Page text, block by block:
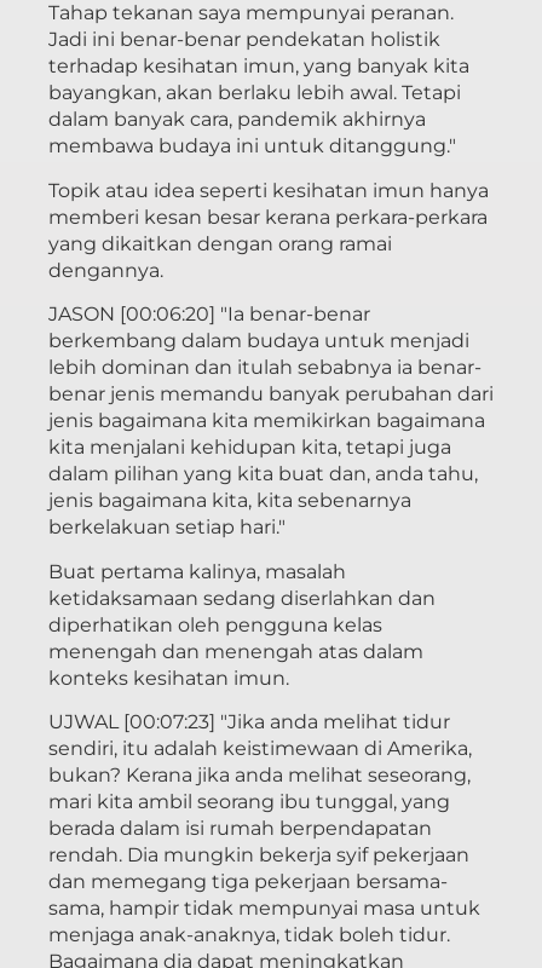
Tahap tekanan saya mempunyai peranan.
Jadi ini benar-benar pendekatan holistik
terhadap kesihatan imun, yang banyak kita
bayangkan, akan berlaku lebih awal. Tetapi
dalam banyak cara, pandemik akhirnya
membawa budaya ini untuk ditanggung."
Topik atau idea seperti kesihatan imun hanya
memberi kesan besar kerana perkara-perkara
yang dikaitkan dengan orang ramai
dengannya.
JASON [00:06:20] "Ia benar-benar
berkembang dalam budaya untuk menjadi
lebih dominan dan itulah sebabnya ia benar-
benar jenis memandu banyak perubahan dari
jenis bagaimana kita memikirkan bagaimana
kita menjalani kehidupan kita, tetapi juga
dalam pilihan yang kita buat dan, anda tahu,
jenis bagaimana kita, kita sebenarnya
berkelakuan setiap hari."
Buat pertama kalinya, masalah
ketidaksamaan sedang diserlahkan dan
diperhatikan oleh pengguna kelas
menengah dan menengah atas dalam
konteks kesihatan imun.
UJWAL [00:07:23] "Jika anda melihat tidur
sendiri, itu adalah keistimewaan di Amerika,
bukan? Kerana jika anda melihat seseorang,
mari kita ambil seorang ibu tunggal, yang
berada dalam isi rumah berpendapatan
rendah. Dia mungkin bekerja syif pekerjaan
dan memegang tiga pekerjaan bersama-
sama, hampir tidak mempunyai masa untuk
menjaga anak-anaknya, tidak boleh tidur.
Bagaimana dia dapat meningkatkan